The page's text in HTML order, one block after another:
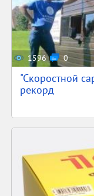
1596 0
"Скоростной
рекорд